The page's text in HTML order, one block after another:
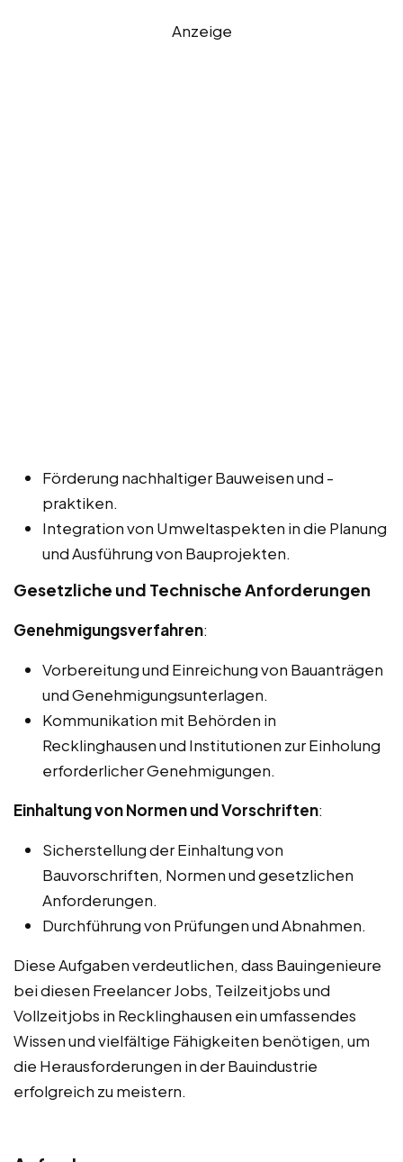
Anzeige
Förderung nachhaltiger Bauweisen und -
praktiken.
Integration von Umweltaspekten in die Planung
und Ausführung von Bauprojekten.
Gesetzliche und Technische Anforderungen
Genehmigungsverfahren:
Vorbereitung und Einreichung von Bauanträgen
und Genehmigungsunterlagen.
Kommunikation mit Behörden in
Recklinghausen und Institutionen zur Einholung
erforderlicher Genehmigungen.
Einhaltung von Normen und Vorschriften:
Sicherstellung der Einhaltung von
Bauvorschriften, Normen und gesetzlichen
Anforderungen.
Durchführung von Prüfungen und Abnahmen.
Diese Aufgaben verdeutlichen, dass Bauingenieure
bei diesen Freelancer Jobs, Teilzeitjobs und
Vollzeitjobs in Recklinghausen ein umfassendes
Wissen und vielfältige Fähigkeiten benötigen, um
die Herausforderungen in der Bauindustrie
erfolgreich zu meistern.